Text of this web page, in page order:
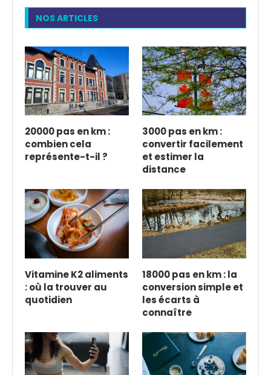
NOS ARTICLES
20000 pas en km :
combien cela
représente-t-il ?
3000 pas en km :
convertir facilement
et estimer la
distance
Vitamine K2 aliments
: où la trouver au
quotidien
18000 pas en km : la
conversion simple et
les écarts à
connaître